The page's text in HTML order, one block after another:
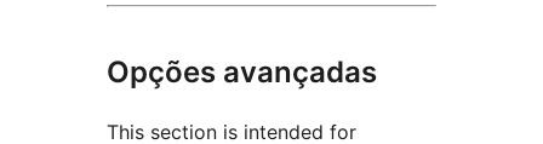
Opções avançadas
This section is intended for